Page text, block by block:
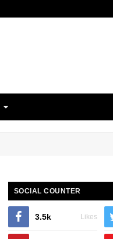
SOCIAL COUNTER
3.5k Likes